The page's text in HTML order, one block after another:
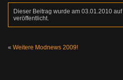
Dieser Beitrag wurde am 03.01.2010 auf
veröffentlicht.
« Weitere Modnews 2009!